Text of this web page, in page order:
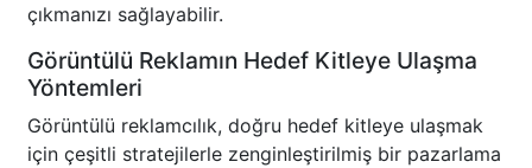
çıkmanızı sağlayabilir.
Görüntülü Reklamın Hedef Kitleye Ulaşma
Yöntemleri
Görüntülü reklamcılık, doğru hedef kitleye ulaşmak
için çeşitli stratejilerle zenginleştirilmiş bir pazarlama